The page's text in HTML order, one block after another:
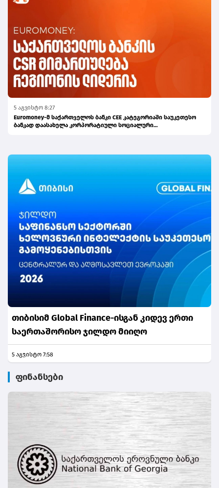
5 აგვისტო 8:27
Euromoney-მ საქართველოს ბანკი CEE კატეგორიაში საუკეთესო
ბანკად დაასახელა კორპორატიული სოციალური
თიბისიმ Global Finance-ისგან კიდევ ერთი
საერთაშორისო ჯილდო მიიღო
5 აგვისტო 7:58
ფინანსები